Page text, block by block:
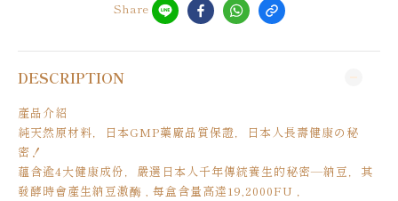
Share
DESCRIPTION
產品介紹
純天然原材料，日本GMP藥廠品質保證，日本人長壽健康の秘
密！
蘊含逾4大健康成份，嚴選日本人千年傳統養生的秘密—納豆，其
發酵時會產生納豆激酶 , 每盒含量高達19,2000FU ，